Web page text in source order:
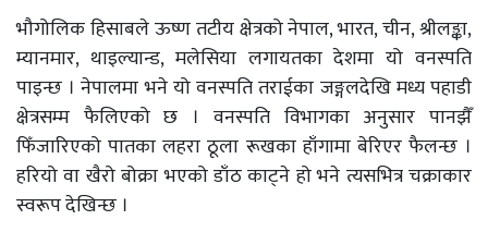
भौगोलिक हिसाबले ऊष्ण तटीय क्षेत्रको नेपाल, भारत, चीन, श्रीलङ्का,
म्यानमार, थाइल्यान्ड, मलेसिया लगायतका देशमा यो वनस्पति
पाइन्छ । नेपालमा भने यो वनस्पति तराईका जङ्गलदेखि मध्य पहाडी
क्षेत्रसम्म फैलिएको छ । वनस्पति विभागका अनुसार पानझैँ
फिँजारिएको पातका लहरा ठूला रूखका हाँगामा बेरिएर फैलन्छ ।
हरियो वा खैरो बोक्रा भएको डाँठ काट्ने हो भने त्यसभित्र चक्राकार
स्वरूप देखिन्छ ।